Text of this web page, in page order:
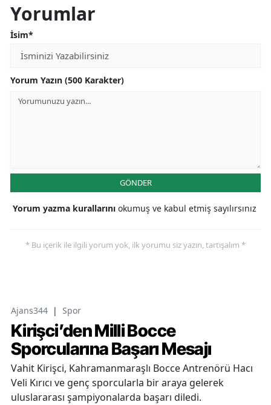
Yorumlar
İsim*
Yorum Yazın (500 Karakter)
GÖNDER
Yorum yazma kurallarını okumuş ve kabul etmiş sayılırsınız
* Bu içerik ile ilgili yorum yok, ilk yorumu siz yazın, tartışalım *
Ajans344 | Spor
Kirişci’den Milli Bocce
Sporcularına Başarı Mesajı
Vahit Kirişci, Kahramanmaraşlı Bocce Antrenörü Hacı
Veli Kırıcı ve genç sporcularla bir araya gelerek
uluslararası şampiyonalarda başarı diledi.